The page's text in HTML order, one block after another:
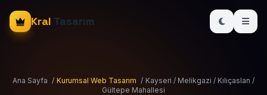
Kral Tasarım
Ana Sayfa / Kurumsal Web Tasarım / Kayseri / Melikgazi / Kılıçaslan /
Gültepe Mahallesi